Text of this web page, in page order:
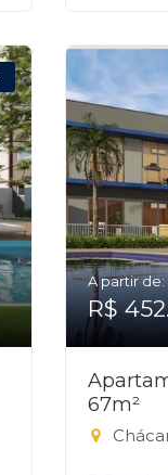
A partir de:
R$
67m²